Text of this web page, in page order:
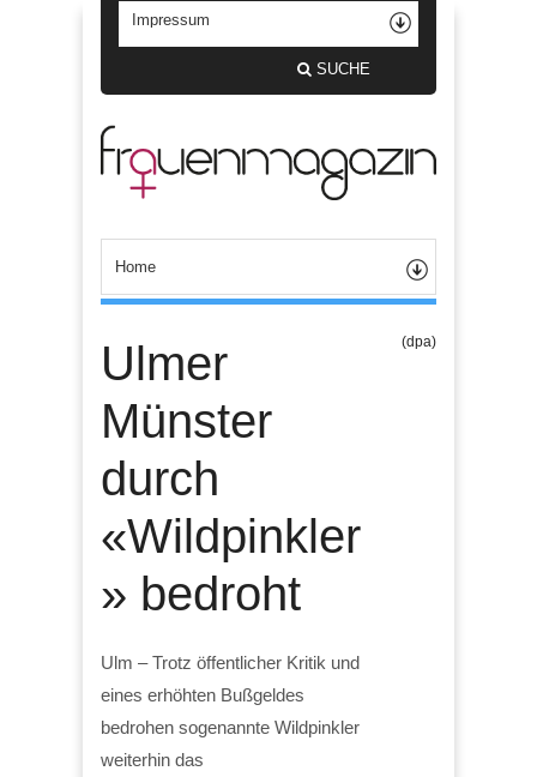
SUCHE
Ulmer
Münster
durch
«Wildpinkler
» bedroht
(dpa)
Ulm – Trotz öffentlicher Kritik und
eines erhöhten Bußgeldes
bedrohen sogenannte Wildpinkler
weiterhin das